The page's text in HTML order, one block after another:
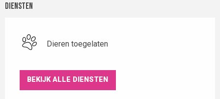
Diensten
Dieren toegelaten
BEKIJK ALLE DIENSTEN